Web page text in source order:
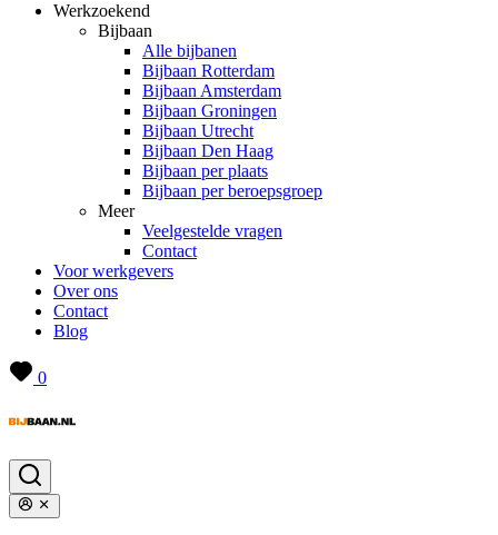
Werkzoekend
Bijbaan
Alle bijbanen
Bijbaan Rotterdam
Bijbaan Amsterdam
Bijbaan Groningen
Bijbaan Utrecht
Bijbaan Den Haag
Bijbaan per plaats
Bijbaan per beroepsgroep
Meer
Veelgestelde vragen
Contact
Voor werkgevers
Over ons
Contact
Blog
0